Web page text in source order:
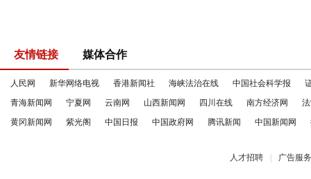
友情链接 媒体合作
人民网 新华网络电视 香港新闻社 海峡法治在线 中国社会科学报
青海新闻网
宁夏网 云南网 山西新闻网 四川在线 南方经济网
黄冈新闻网
紫光阁 中国日报 中国政府网 腾讯新闻 中国新闻网
人才招聘 广告服务